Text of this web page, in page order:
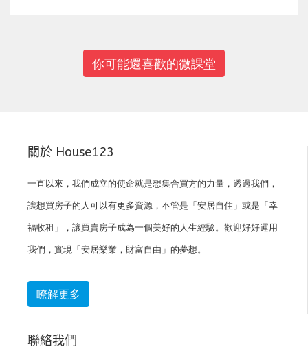
你可能還喜歡的微課堂
關於 House123
一直以來，我們成立的使命就是想集合買方的力量，透過我們，
讓想買房子的人可以有更多資源，不管是「安居自住」或是「幸
福收租」，讓買賣房子成為一個美好的人生經驗。歡迎好好運用
我們，實現「安居樂業，財富自由」的夢想。
瞭解更多
聯絡我們